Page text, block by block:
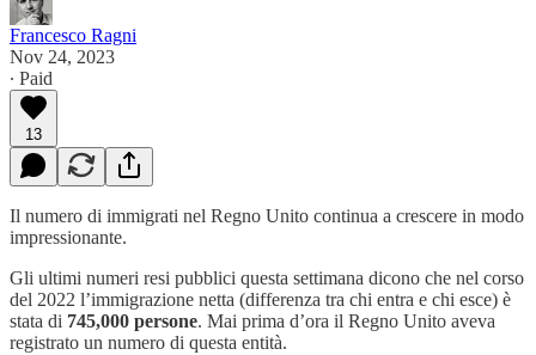
Francesco Ragni
Nov 24, 2023
∙ Paid
13
Il numero di immigrati nel Regno Unito continua a crescere in modo
impressionante.
Gli ultimi numeri resi pubblici questa settimana dicono che nel corso
del 2022 l’immigrazione netta (differenza tra chi entra e chi esce) è
stata di 745,000 persone. Mai prima d’ora il Regno Unito aveva
registrato un numero di questa entità.